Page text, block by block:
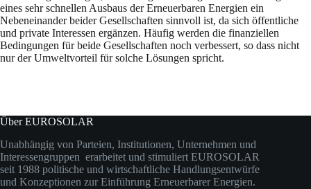
eines sehr schnellen Ausbaus der Erneuerbaren Energien ein
Nebeneinander beider Gesellschaften sinnvoll ist, da sich öffentliche
und private Interessen ergänzen. Häufig werden die finanziellen
Bedingungen für beide Gesellschaften noch verbessert, so dass nicht
nur der Umweltvorteil für solche Lösungen spricht.
Über EUROSOLAR
Unabhängig von Parteien, Institutionen, Unternehmen und
Interessengruppen erarbeitet und stimuliert EUROSOLAR
seit 1988 politische und wirtschaftliche Handlungsentwürfe
und Konzeptionen zur Einführung Erneuerbarer Energien.